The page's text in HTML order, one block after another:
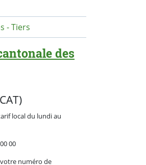
- Tiers
des
local du lundi au
00
numéro de